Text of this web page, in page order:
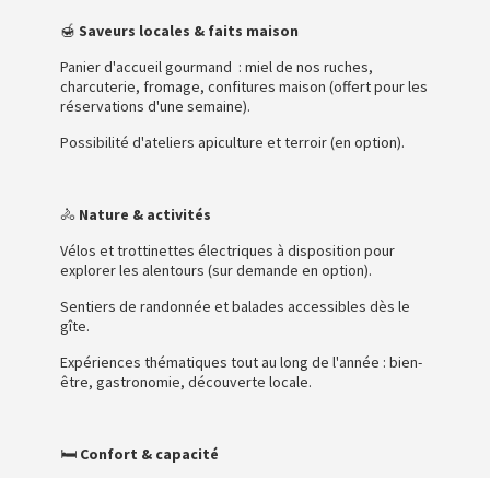
🍯 Saveurs locales & faits maison
Panier d'accueil gourmand : miel de nos ruches,
charcuterie, fromage, confitures maison (offert pour les
réservations d'une semaine).
Possibilité d'ateliers apiculture et terroir (en option).
🚴 Nature & activités
Vélos et trottinettes électriques à disposition pour
explorer les alentours (sur demande en option).
Sentiers de randonnée et balades accessibles dès le
gîte.
Expériences thématiques tout au long de l'année : bien-
être, gastronomie, découverte locale.
🛏️ Confort & capacité